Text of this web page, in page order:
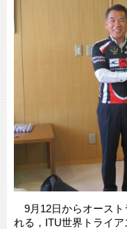
9月12日からオースト
れる，ITU世界トライ